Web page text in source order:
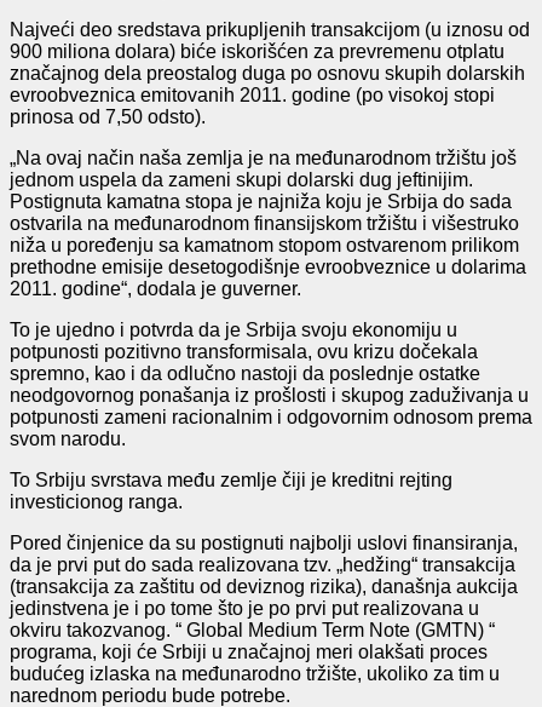
Najveći deo sredstava prikupljenih transakcijom (u iznosu od
900 miliona dolara) biće iskorišćen za prevremenu otplatu
značajnog dela preostalog duga po osnovu skupih dolarskih
evroobveznica emitovanih 2011. godine (po visokoj stopi
prinosa od 7,50 odsto).
„Na ovaj način naša zemlja je na međunarodnom tržištu još
jednom uspela da zameni skupi dolarski dug jeftinijim.
Postignuta kamatna stopa je najniža koju je Srbija do sada
ostvarila na međunarodnom finansijskom tržištu i višestruko
niža u poređenju sa kamatnom stopom ostvarenom prilikom
prethodne emisije desetogodišnje evroobveznice u dolarima
2011. godine“, dodala je guverner.
To je ujedno i potvrda da je Srbija svoju ekonomiju u
potpunosti pozitivno transformisala, ovu krizu dočekala
spremno, kao i da odlučno nastoji da poslednje ostatke
neodgovornog ponašanja iz prošlosti i skupog zaduživanja u
potpunosti zameni racionalnim i odgovornim odnosom prema
svom narodu.
To Srbiju svrstava među zemlje čiji je kreditni rejting
investicionog ranga.
Pored činjenice da su postignuti najbolji uslovi finansiranja,
da je prvi put do sada realizovana tzv. „hedžing“ transakcija
(transakcija za zaštitu od deviznog rizika), današnja aukcija
jedinstvena je i po tome što je po prvi put realizovana u
okviru takozvanog. “ Global Medium Term Note (GMTN) “
programa, koji će Srbiji u značajnoj meri olakšati proces
budućeg izlaska na međunarodno tržište, ukoliko za tim u
narednom periodu bude potrebe.